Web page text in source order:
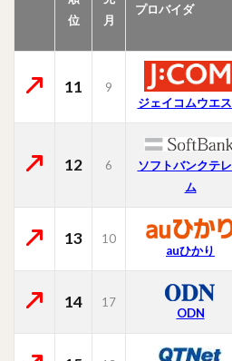
位
月
プロバイダ
11
9
ジェイコムウエ
12 6
ソフトバンクテ
ム
13
10
auひかり
14 17
ODN